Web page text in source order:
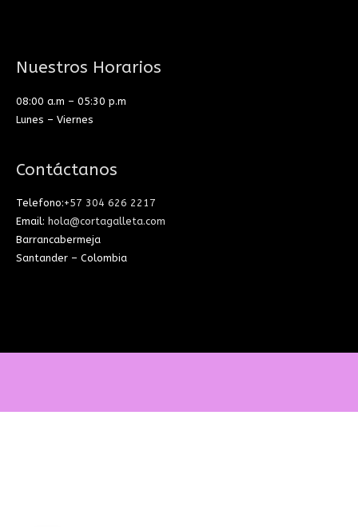
Nuestros Horarios
08:00 a.m – 05:30 p.m
Lunes – Viernes
Contáctanos
Telefono:+57 304 626 2217
Email: hola@cortagalleta.com
Barrancabermeja
Santander – Colombia